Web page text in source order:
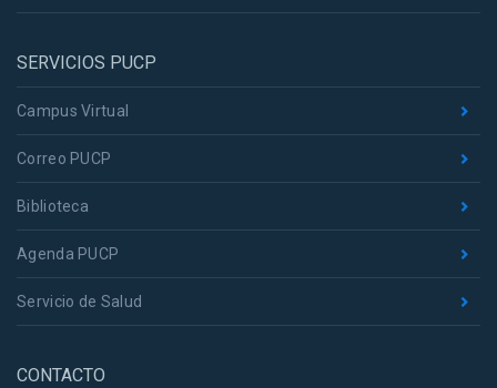
SERVICIOS PUCP
Campus Virtual
Correo PUCP
Biblioteca
Agenda PUCP
Servicio de Salud
CONTACTO